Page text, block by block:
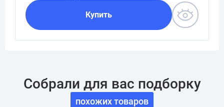
Купить
Собрали для вас подборку
похожих товаров